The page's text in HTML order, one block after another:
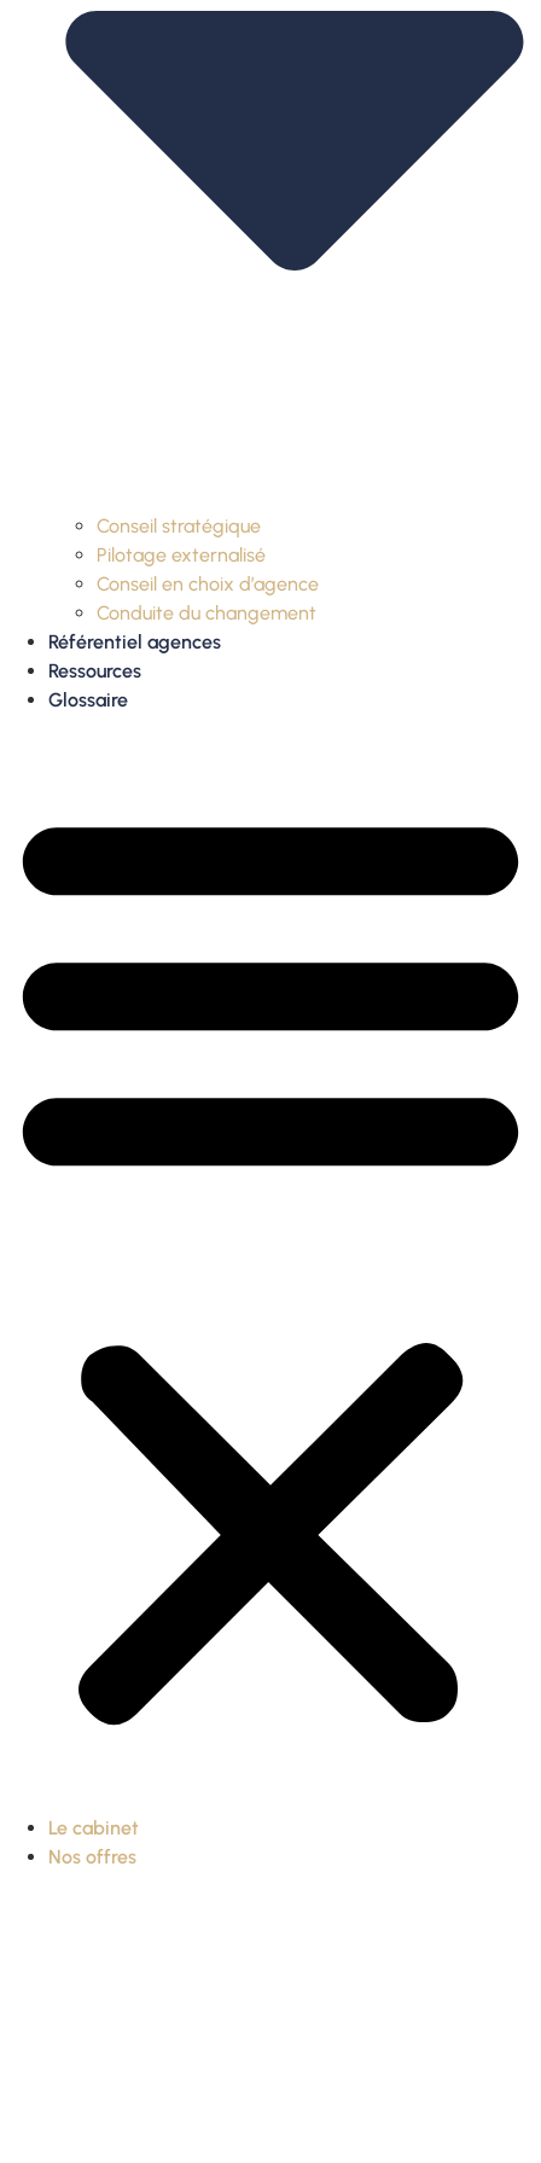
Conseil stratégique
Pilotage externalisé
Conseil en choix d’agence
Conduite du changement
Référentiel agences
Ressources
Glossaire
Le cabinet
Nos offres